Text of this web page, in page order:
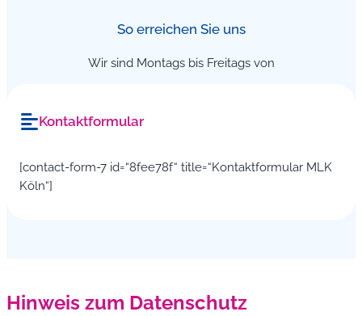
So erreichen Sie uns
Wir sind Montags bis Freitags von
Kontaktformular
[contact-form-7 id=“8fee78f“ title=“Kontaktformular MLK
Köln“]
Hinweis zum Datenschutz